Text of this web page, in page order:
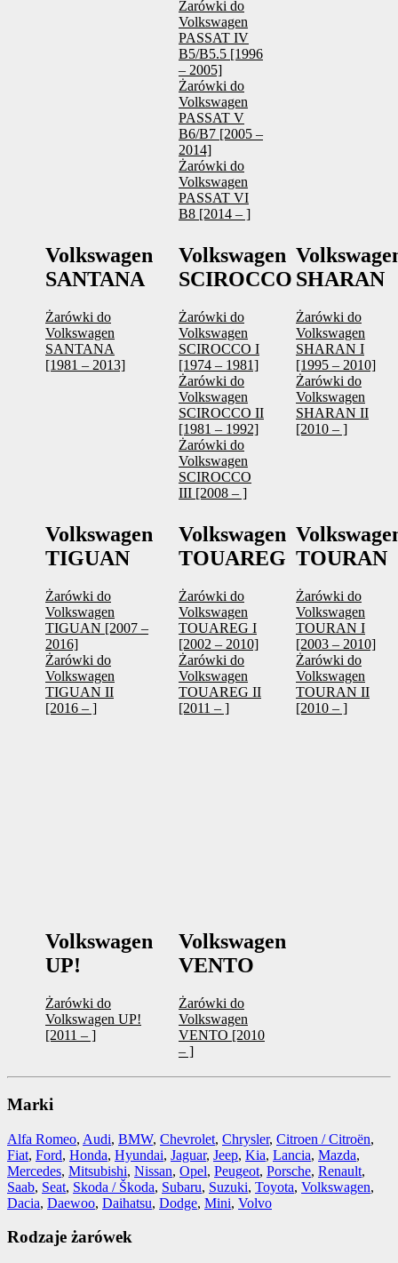
Żarówki do
Volkswagen
PASSAT IV
B5/B5.5 [1996
– 2005]
Żarówki do
Volkswagen
PASSAT V
B6/B7 [2005 –
2014]
Żarówki do
Volkswagen
PASSAT VI
B8 [2014 – ]
Volkswagen
SANTANA
Żarówki do
Volkswagen
SANTANA
[1981 – 2013]
Volkswagen
SCIROCCO
Żarówki do
Volkswagen
SCIROCCO I
[1974 – 1981]
Żarówki do
Volkswagen
SCIROCCO II
[1981 – 1992]
Żarówki do
Volkswagen
SCIROCCO
III [2008 – ]
SHARAN
Żarówki do
Volkswagen
SHARAN I
[1995 – 2010]
Żarówki do
Volkswagen
SHARAN II
[2010 – ]
Volkswagen
TIGUAN
Żarówki do
Volkswagen
TIGUAN [2007 –
2016]
Żarówki do
Volkswagen
TIGUAN II
[2016 – ]
Volkswagen
TOUAREG
Żarówki do
Volkswagen
TOUAREG I
[2002 – 2010]
Żarówki do
Volkswagen
TOUAREG II
[2011 – ]
TOURAN
Żarówki do
Volkswagen
TOURAN I
[2003 – 2010]
Żarówki do
Volkswagen
TOURAN II
[2010 – ]
Volkswagen
UP!
Żarówki do
Volkswagen UP!
[2011 – ]
Volkswagen
VENTO
Żarówki do
Volkswagen
VENTO [2010
– ]
Marki
Alfa Romeo, Audi, BMW, Chevrolet, Chrysler, Citroen / Citroën,
Fiat, Ford, Honda, Hyundai, Jaguar, Jeep, Kia, Lancia, Mazda,
Mercedes, Mitsubishi, Nissan, Opel, Peugeot, Porsche, Renault,
Saab, Seat, Skoda / Škoda, Subaru, Suzuki, Toyota, Volkswagen,
Dacia, Daewoo, Daihatsu, Dodge, Mini, Volvo
Rodzaje żarówek